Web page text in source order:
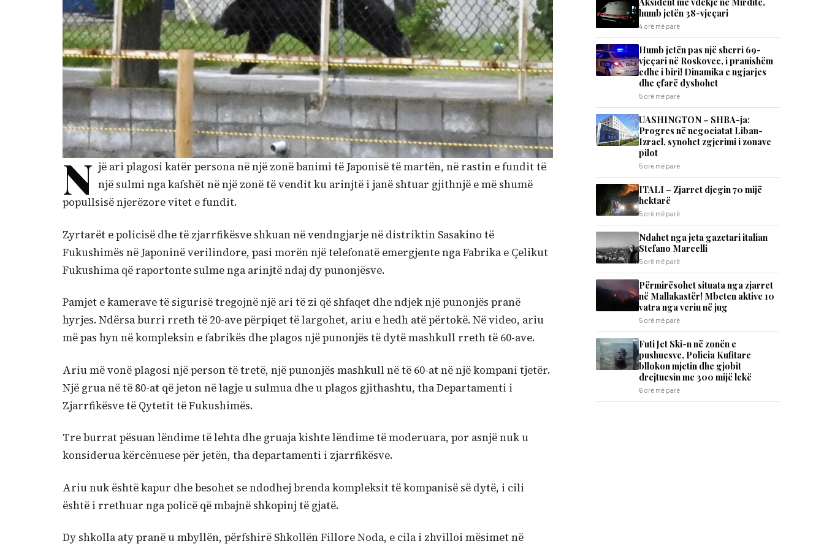
N jë ari plagosi katër persona në një zonë banimi të Japonisë të martën, në rastin e fundit të
një sulmi nga kafshët në një zonë të vendit ku arinjtë i janë shtuar gjithnjë e më shumë
popullsisë njerëzore vitet e fundit.
Zyrtarët e policisë dhe të zjarrfikësve shkuan në vendngjarje në distriktin Sasakino të
Fukushimës në Japoninë verilindore, pasi morën një telefonatë emergjente nga Fabrika e Çelikut
Fukushima që raportonte sulme nga arinjtë ndaj dy punonjësve.
Pamjet e kamerave të sigurisë tregojnë një ari të zi që shfaqet dhe ndjek një punonjës pranë
hyrjes. Ndërsa burri rreth të 20-ave përpiqet të largohet, ariu e hedh atë përtokë. Në video, ariu
më pas hyn në kompleksin e fabrikës dhe plagos një punonjës të dytë mashkull rreth të 60-ave.
Ariu më vonë plagosi një person të tretë, një punonjës mashkull në të 60-at në një kompani tjetër.
Një grua në të 80-at që jeton në lagje u sulmua dhe u plagos gjithashtu, tha Departamenti i
Zjarrfikësve të Qytetit të Fukushimës.
Tre burrat pësuan lëndime të lehta dhe gruaja kishte lëndime të moderuara, por asnjë nuk u
konsiderua kërcënuese për jetën, tha departamenti i zjarrfikësve.
Ariu nuk është kapur dhe besohet se ndodhej brenda kompleksit të kompanisë së dytë, i cili
është i rrethuar nga policë që mbajnë shkopinj të gjatë.
Dy shkolla aty pranë u mbyllën, përfshirë Shkollën Fillore Noda, e cila i zhvilloi mësimet në
humb jetën 38-vjeçari
4 orë më parë
Humb jetën pas një sherri 69-
vjeçari në Roskovec, i pranishëm
edhe i biri! Dinamika e ngjarjes
dhe çfarë dyshohet
5 orë më parë
UASHINGTON – SHBA-ja:
Progres në negociatat Liban-
Izrael, synohet zgjerimi i zonave
pilot
5 orë më parë
ITALI – Zjarret djegin 70 mijë
hektarë
5 orë më parë
Ndahet nga jeta gazetari italian
Stefano Marcelli
5 orë më parë
Përmirësohet situata nga zjarret
në Mallakastër! Mbeten aktive 10
vatra nga veriu në jug
5 orë më parë
Futi Jet Ski-n në zonën e
pushuesve, Policia Kufitare
bllokon mjetin dhe gjobit
drejtuesin me 300 mijë lekë
6 orë më parë